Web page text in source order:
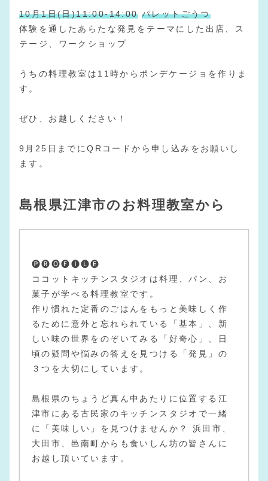
10月1日(日)11:00-14:00 パレットごうつ
体験を通したあらたな発見をテーマにした出店、ス
テージ、ワークショップ
うちの料理教室は11時からポンデケージョを作りま
す。
ぜひ、お越しください！
9月25日までにQRコードから申し込みをお願いし
ます。
島根県江津市のお料理教室から
🅟🅡🅞🅕🅘🅛🅔
ココットキッチンスタジオは料理、パン、お
菓子が学べる料理教室です。
作り慣れた定番のごはんをもっと美味しく作
るために意外と忘れられている「基本」、新
しい味の世界をのぞいてみる「好奇心」、日
頃の疑問や悩みの答えを見つける「発見」の
３つを大切にしています。
島根県のちょうど真ん中あたりに位置する江
津市にある古民家のキッチンスタジオで一緒
に「美味しい」を見つけませんか？ 浜田市、
大田市、邑南町からも食いしん坊の皆さんに
お越し頂いています。